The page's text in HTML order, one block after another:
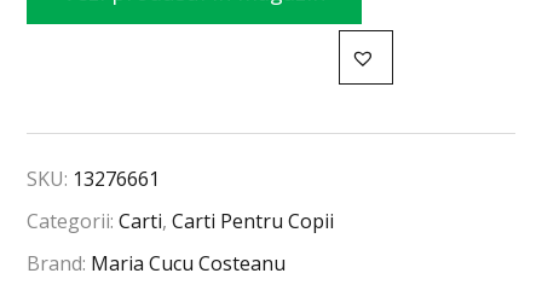
SKU: 13276661
Categorii:Carti,Carti Pentru Copii
Brand: Maria Cucu Costeanu